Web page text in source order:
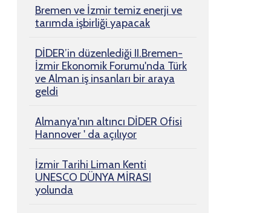
Bremen ve İzmir temiz enerji ve
tarımda işbirliği yapacak
DİDER’in düzenlediği II.Bremen-
İzmir Ekonomik Forumu'nda Türk
ve Alman iş insanları bir araya
geldi
Almanya'nın altıncı DİDER Ofisi
Hannover ' da açılıyor
İzmir Tarihi Liman Kenti
UNESCO DÜNYA MİRASI
yolunda